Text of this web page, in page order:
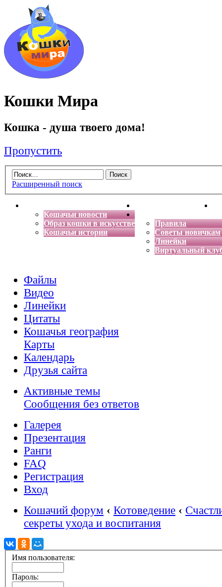
Кошки Мира
Кошка - душа твоего дома!
Пропустить
Расширенный поиск
Кошачьи новости
Образ кошки в искусстве
Кошачьи истории
Энциклопедия кошек
Правила
Советы новичкам
Линейки
Виртуальный
Файлы
Видео
Линейки
Цитаты
Кошачья география
Карты
Календарь
Друзья сайта
Активные темы
Сообщения без ответов
Галерея
Презентация
Ранги
FAQ
Регистрация
Вход
Кошачий форум ‹ Котоведение ‹
секреты ухода и воспитания
Имя пользователя:
Пароль: